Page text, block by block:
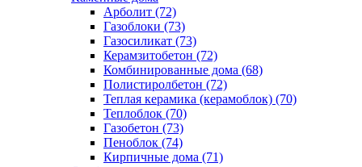
Арболит (72)
Газоблоки (73)
Газосиликат (73)
Керамзитобетон (72)
Комбинированные дома (68)
Полистиролбетон (72)
Теплая керамика (керамоблок) (70)
Теплоблок (70)
Газобетон (73)
Пеноблок (74)
Кирпичные дома (71)